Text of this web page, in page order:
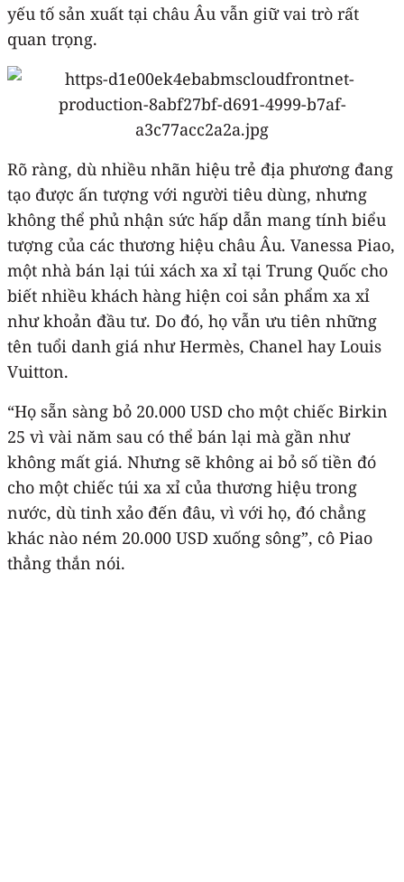
yếu tố sản xuất tại châu Âu vẫn giữ vai trò rất
quan trọng.
Rõ ràng, dù nhiều nhãn hiệu trẻ địa phương đang
tạo được ấn tượng với người tiêu dùng, nhưng
không thể phủ nhận sức hấp dẫn mang tính biểu
tượng của các thương hiệu châu Âu. Vanessa Piao,
một nhà bán lại túi xách xa xỉ tại Trung Quốc cho
biết nhiều khách hàng hiện coi sản phẩm xa xỉ
như khoản đầu tư. Do đó, họ vẫn ưu tiên những
tên tuổi danh giá như Hermès, Chanel hay Louis
Vuitton.
“Họ sẵn sàng bỏ 20.000 USD cho một chiếc Birkin
25 vì vài năm sau có thể bán lại mà gần như
không mất giá. Nhưng sẽ không ai bỏ số tiền đó
cho một chiếc túi xa xỉ của thương hiệu trong
nước, dù tinh xảo đến đâu, vì với họ, đó chẳng
khác nào ném 20.000 USD xuống sông”, cô Piao
thẳng thắn nói.